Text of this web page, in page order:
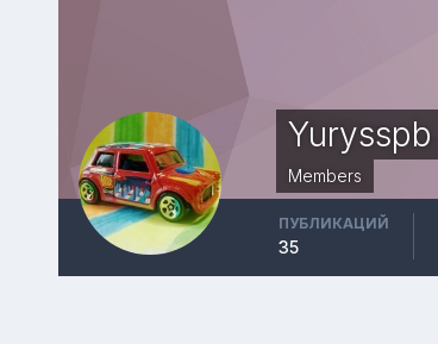
Yurysspb
Members
ПУБЛИКАЦИЙ
35